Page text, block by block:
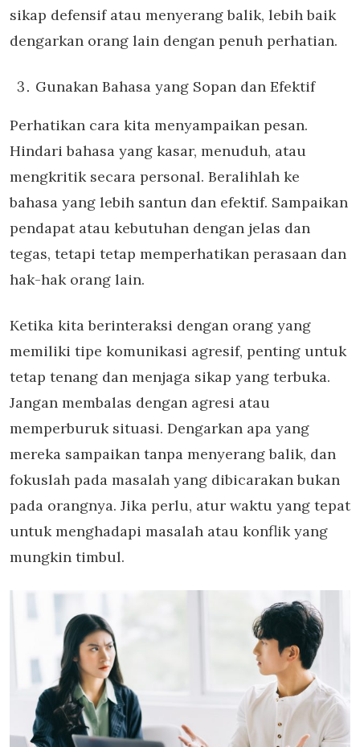
sikap defensif atau menyerang balik, lebih baik
dengarkan orang lain dengan penuh perhatian.
Gunakan Bahasa yang Sopan dan Efektif
Perhatikan cara kita menyampaikan pesan.
Hindari bahasa yang kasar, menuduh, atau
mengkritik secara personal. Beralihlah ke
bahasa yang lebih santun dan efektif. Sampaikan
pendapat atau kebutuhan dengan jelas dan
tegas, tetapi tetap memperhatikan perasaan dan
hak-hak orang lain.
Ketika kita berinteraksi dengan orang yang
memiliki tipe komunikasi agresif, penting untuk
tetap tenang dan menjaga sikap yang terbuka.
Jangan membalas dengan agresi atau
memperburuk situasi. Dengarkan apa yang
mereka sampaikan tanpa menyerang balik, dan
fokuslah pada masalah yang dibicarakan bukan
pada orangnya. Jika perlu, atur waktu yang tepat
untuk menghadapi masalah atau konflik yang
mungkin timbul.